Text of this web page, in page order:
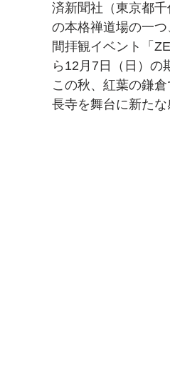
済新聞社（東京都
の本格禅道場の一
間拝観イベント「
ら12月7日（日）の
この秋、紅葉の鎌
長寺を舞台に新た